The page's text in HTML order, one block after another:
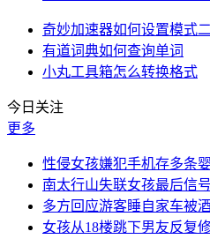
奇妙加速器如何设置模式二
有道词典如何查询单词
小丸工具箱怎么转换格式
今日关注
更多
性侵女孩嫌犯手机存多条
南太行山失联女孩最后信
多方回应游客睡自家车被
女孩从18楼跳下男友反复